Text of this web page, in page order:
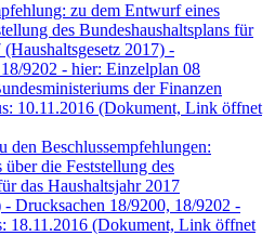
zu dem Entwurf eines
des Bundeshaushaltsplans für
2017) -
9202 - hier: Einzelplan 08
der Finanzen
10.11.2016 (Dokument, Link öffnet
den Beschlussempfehlungen:
die Feststellung des
das Haushaltsjahr 2017
- Drucksachen 18/9200, 18/9202 -
18.11.2016 (Dokument, Link öffnet